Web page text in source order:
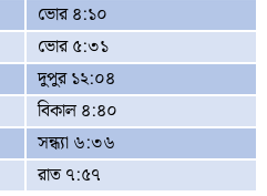
ভোর ৪:১০
ভোর ৫:৩১
দুপুর ১২:০৪
বিকাল ৪:৪০
সন্ধ্যা ৬:৩৬
রাত ৭:৫৭